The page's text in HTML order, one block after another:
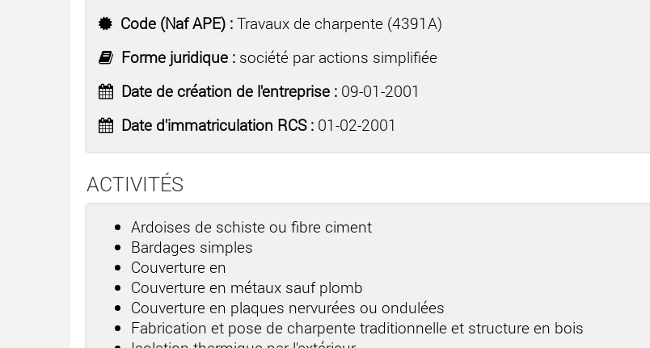
Code (Naf APE) : Travaux de charpente (4391A)
Forme juridique : société par actions simplifiée
Date de création de l'entreprise : 09-01-2001
Date d'immatriculation RCS : 01-02-2001
ACTIVITÉS
Ardoises de schiste ou fibre ciment
Bardages simples
Couverture en
Couverture en métaux sauf plomb
Couverture en plaques nervurées ou ondulées
Fabrication et pose de charpente traditionnelle et structure en bois